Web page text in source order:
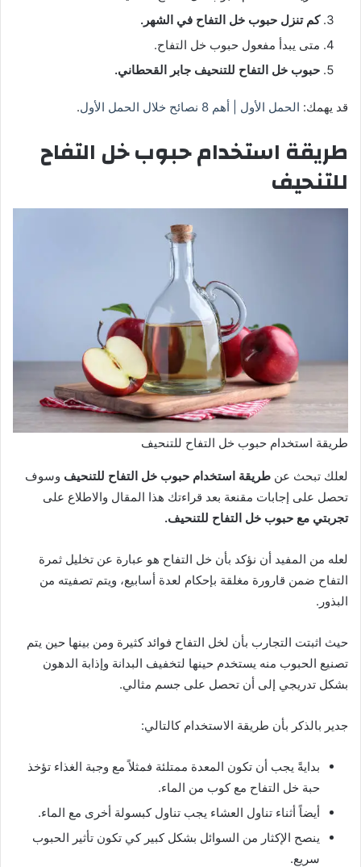
كم تنزل حبوب خل التفاح في الشهر.
متى يبدأ مفعول حبوب خل التفاح.
حبوب خل التفاح للتنحيف جابر القحطاني.
قد يهمك: الحمل الأول | أهم 8 نصائح خلال الحمل الأول .
طريقة استخدام حبوب خل التفاح
للتنحيف
طريقة استخدام حبوب خل التفاح للتنحيف
لعلك تبحث عن طريقة استخدام حبوب خل التفاح للتنحيف وسوف
تحصل على إجابات مقنعة بعد قراءتك هذا المقال والاطلاع على
تجربتي مع حبوب خل التفاح للتنحيف.
لعله من المفيد أن نؤكد بأن خل التفاح هو عبارة عن تخليل ثمرة
التفاح ضمن قارورة مغلقة بإحكام لعدة أسابيع، ويتم تصفيته من
البذور.
حيث اثبتت التجارب بأن لخل التفاح فوائد كثيرة ومن بينها حين يتم
تصنيع الحبوب منه يستخدم حينها لتخفيف البدانة وإذابة الدهون
بشكل تدريجي إلى أن تحصل على جسم مثالي.
جدير بالذكر بأن طريقة الاستخدام كالتالي:
بدايةً يجب أن تكون المعدة ممتلئة فمثلاً مع وجبة الغذاء تؤخذ
حبة خل التفاح مع كوب من الماء.
أيضاً أثناء تناول العشاء يجب تناول كبسولة أخرى مع الماء.
ينصح الإكثار من السوائل بشكل كبير كي تكون تأثير الحبوب
سريع.